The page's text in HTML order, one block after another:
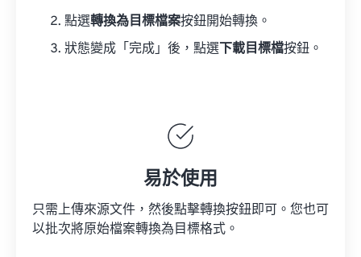
點選轉換為目標檔案按鈕開始轉換。
狀態變成「完成」後，點選 下載目標檔按鈕。
易於使用
只需上傳來源文件，然後點擊轉換按鈕即可。您也可
以批次將原始檔案轉換為目標格式。